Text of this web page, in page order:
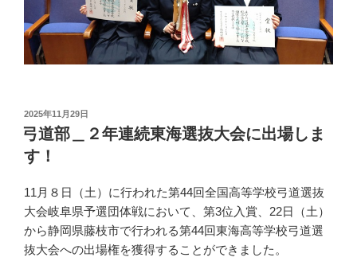
投
稿
日:
2025年11月29日
弓道部＿２年連続東海選抜大会に出場しま
す！
11月８日（土）に行われた第44回全国高等学校弓道選抜
大会岐阜県予選団体戦において、第3位入賞、22日（土）
から静岡県藤枝市で行われる第44回東海高等学校弓道選
抜大会への出場権を獲得することができました。